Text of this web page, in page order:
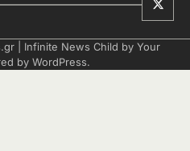
| Infinite News Child by Your
by WordPress.